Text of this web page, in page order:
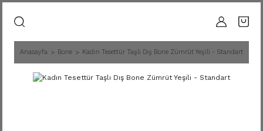
Anasayfa Bone Kadın Tesettür Taşlı Dış Bone Zümrüt Yeşili - Standart